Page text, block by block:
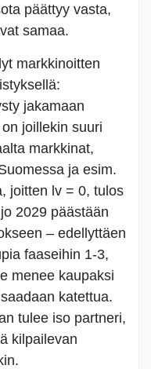
päättyy vasta,
samaa.
markkinoitten
jakamaan
joillekin suuri
markkinat,
ja esim.
joitten lv = 0, tulos
2029 päästään
– edellyttäen
faaseihin 1-3,
menee kaupaksi
katettua.
tulee iso partneri,
kilpailevan